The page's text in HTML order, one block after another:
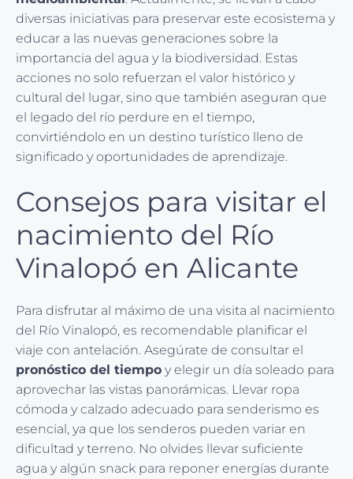
diversas iniciativas para preservar este ecosistema y
educar a las nuevas generaciones sobre la
importancia del agua y la biodiversidad. Estas
acciones no solo refuerzan el valor histórico y
cultural del lugar, sino que también aseguran que
el legado del río perdure en el tiempo,
convirtiéndolo en un destino turístico lleno de
significado y oportunidades de aprendizaje.
Consejos para visitar el
nacimiento del Río
Vinalopó en Alicante
Para disfrutar al máximo de una visita al nacimiento
del Río Vinalopó, es recomendable planificar el
viaje con antelación. Asegúrate de consultar el
pronóstico del tiempo y elegir un día soleado para
aprovechar las vistas panorámicas. Llevar ropa
cómoda y calzado adecuado para senderismo es
esencial, ya que los senderos pueden variar en
dificultad y terreno. No olvides llevar suficiente
agua y algún snack para reponer energías durante